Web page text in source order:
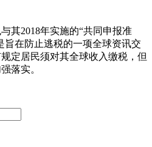
其2018年实施的“共同申报准
旨在防止逃税的一项全球资讯交
定居民须对其全球收入缴税，但
落实。